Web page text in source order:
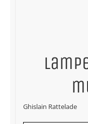
Ghislain Rattelade